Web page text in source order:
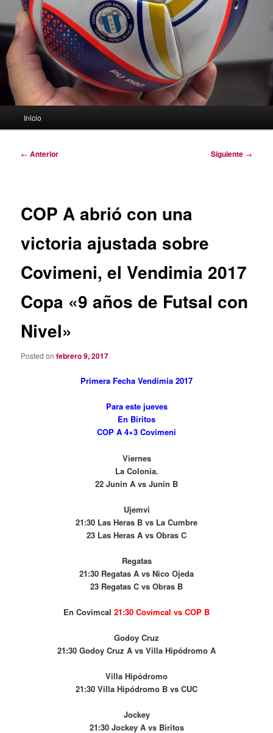
Inicio
Navegación
← Anterior Siguiente →
COP A abrió con una
victoria ajustada sobre
Covimeni, el Vendimia 2017
Copa «9 años de Futsal con
Nivel»
Posted onfebrero 9, 2017
Primera Fecha Vendimia 2017
Para este jueves
En Biritos
COP A 4×3 Covimeni
Viernes
La Colonia.
22 Junin A vs Junin B
Ujemvi
21:30 Las Heras B vs La Cumbre
23 Las Heras A vs Obras C
Regatas
21:30 Regatas A vs Nico Ojeda
23 Regatas C vs Obras B
En Covimcal 21:30 Covimcal vs COP B
Godoy Cruz
21:30 Godoy Cruz A vs Villa Hipódromo A
Villa Hipódromo
21:30 Villa Hipódromo B vs CUC
Jockey
21:30 Jockey A vs Biritos